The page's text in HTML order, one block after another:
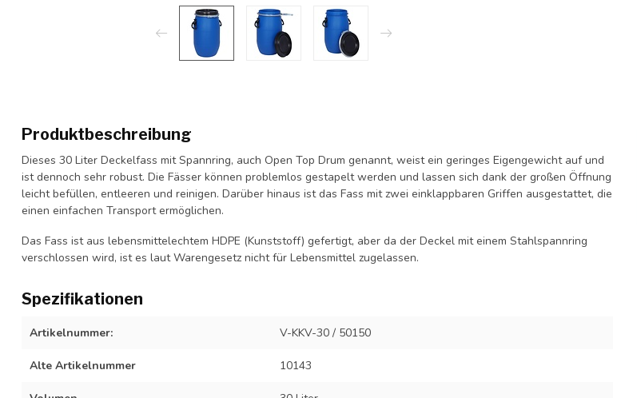
Produktbeschreibung
Dieses 30 Liter Deckelfass mit Spannring, auch Open Top Drum genannt, weist ein geringes Eigengewicht auf und
ist dennoch sehr robust. Die Fässer können problemlos gestapelt werden und lassen sich dank der großen Öffnung
leicht befüllen, entleeren und reinigen. Darüber hinaus ist das Fass mit zwei einklappbaren Griffen ausgestattet, die
einen einfachen Transport ermöglichen.
Das Fass ist aus lebensmittelechtem HDPE (Kunststoff) gefertigt, aber da der Deckel mit einem Stahlspannring
verschlossen wird, ist es laut Warengesetz nicht für Lebensmittel zugelassen.
Spezifikationen
Artikelnummer: V-KKV-30 / 50150
Alte Artikelnummer 10143